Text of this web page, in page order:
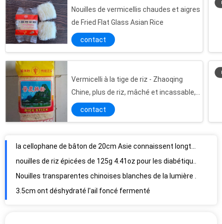
Nouilles de vermicellis chaudes et aigres
de Fried Flat Glass Asian Rice
contact
Vermicelli à la tige de riz - Zhaoqing
Chine, plus de riz, mâché et incassable,
exportation du Nigéria
contact
nouilles de riz épicées de 125g 4.41oz pour les diabétiques ivres de nouilles
Nouilles transparentes chinoises blanches de la lumière 250g Longkou de céréale secondaire
3.5cm ont déshydraté l'ail foncé fermenté
Ail déshydraté frais chinois de nouvelle culture